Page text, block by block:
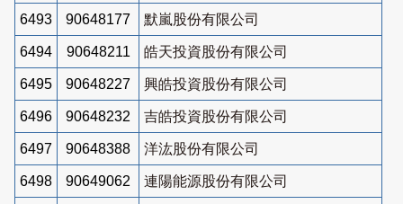
6493 90648177 默嵐股份有限公司
6494 90648211 皓天投資股份有限公司
6495 90648227 興皓投資股份有限公司
6496 90648232 吉皓投資股份有限公司
6497 90648388 洋汯股份有限公司
6498 90649062 連陽能源股份有限公司